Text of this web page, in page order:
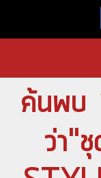
ค้นพบ
ว่า"